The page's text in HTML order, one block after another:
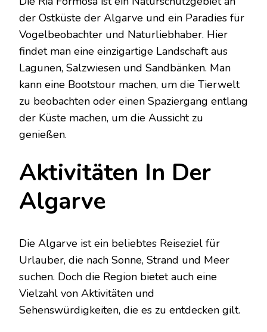
der Ostküste der Algarve und ein Paradies für
Vogelbeobachter und Naturliebhaber. Hier
findet man eine einzigartige Landschaft aus
Lagunen, Salzwiesen und Sandbänken. Man
kann eine Bootstour machen, um die Tierwelt
zu beobachten oder einen Spaziergang entlang
der Küste machen, um die Aussicht zu
genießen.
Aktivitäten In Der
Algarve
Die Algarve ist ein beliebtes Reiseziel für
Urlauber, die nach Sonne, Strand und Meer
suchen. Doch die Region bietet auch eine
Vielzahl von Aktivitäten und
Sehenswürdigkeiten, die es zu entdecken gilt.